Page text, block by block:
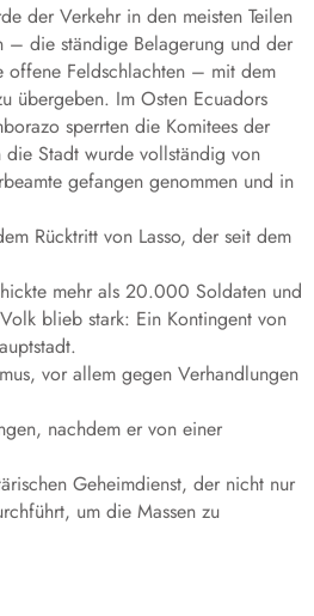
der Verkehr in den meisten Teilen
– die ständige Belagerung und der
offene Feldschlachten – mit dem
übergeben. Im Osten Ecuadors
sperrten die Komitees der
Stadt wurde vollständig von
gefangen genommen und in
Rücktritt von Lasso, der seit dem
mehr als 20.000 Soldaten und
blieb stark: Ein Kontingent von
vor allem gegen Verhandlungen
nachdem er von einer
Geheimdienst, der nicht nur
um die Massen zu